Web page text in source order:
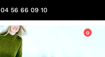
04 56 66 09 10
0